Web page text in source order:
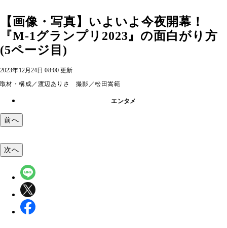
【画像・写真】いよいよ今夜開幕！
『M-1グランプリ2023』の面白がり方
(5ページ目)
2023年12月24日 08:00 更新
取材・構成／渡辺ありさ 撮影／松田嵩範
エンタメ
前へ
次へ